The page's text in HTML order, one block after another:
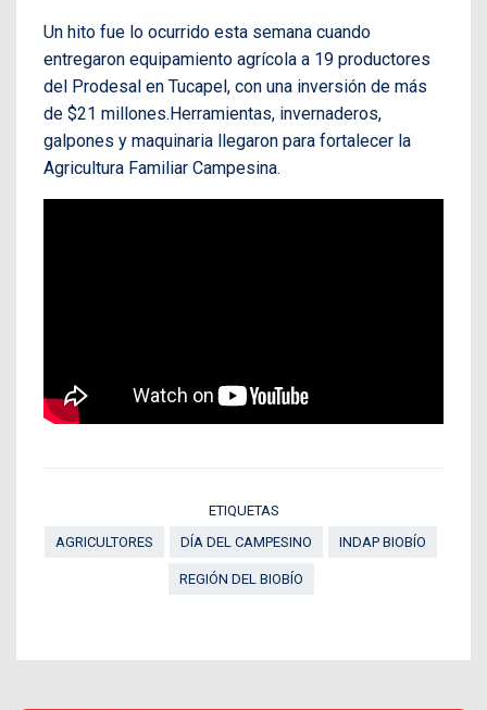
Un hito fue lo ocurrido esta semana cuando
entregaron equipamiento agrícola a 19 productores
del Prodesal en Tucapel, con una inversión de más
de $21 millones.Herramientas, invernaderos,
galpones y maquinaria llegaron para fortalecer la
Agricultura Familiar Campesina.
ETIQUETAS
AGRICULTORES
DÍA DEL CAMPESINO INDAP BIOBÍO
REGIÓN DEL BIOBÍO